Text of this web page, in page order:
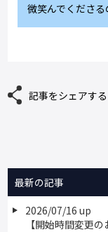
微笑んでくださる
記事をシェアする
最新の記事
2026/07/16 up
【開始時間変更